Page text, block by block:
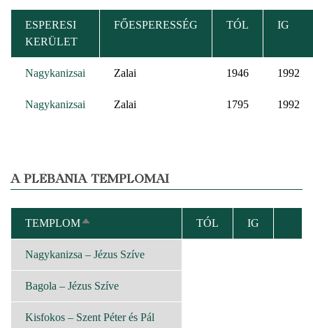
ESPERESI
KERÜLET
FŐESPERESSÉG TÓL IG
Nagykanizsai Zalai 1946 1992
Nagykanizsai Zalai 1795 1992
A PLÉBÁNIA TEMPLOMAI
TEMPLOMCSÖKKENŐ
RENDEZÉS
TÓL IG
Nagykanizsa – Jézus Szíve
Bagola – Jézus Szíve
Kisfokos – Szent Péter és Pál